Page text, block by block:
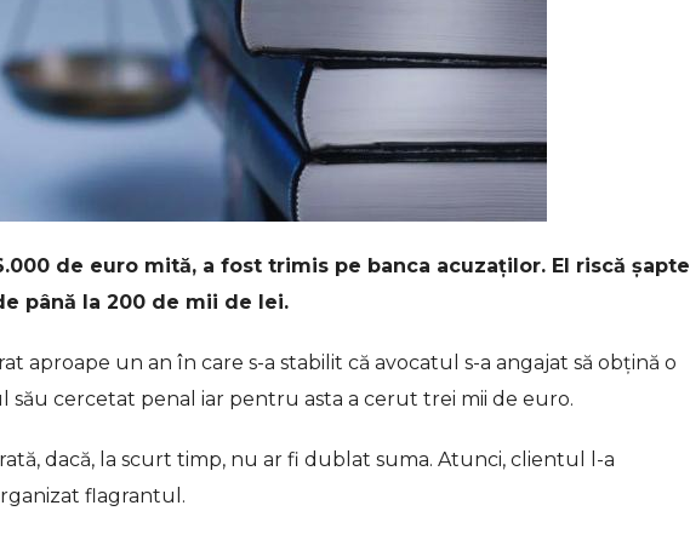
de euro mită, a fost trimis pe banca acuzaților. El riscă șapte
până la 200 de mii de lei.
aproape un an în care s-a stabilit că avocatul s-a angajat să obțină o
cercetat penal iar pentru asta a cerut trei mii de euro.
dacă, la scurt timp, nu ar fi dublat suma. Atunci, clientul l-a
flagrantul.